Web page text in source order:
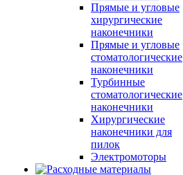
Прямые и угловые
хирургические
наконечники
Прямые и угловые
стоматологические
наконечники
Турбинные
стоматологические
наконечники
Хирургические
наконечники для
пилок
Электромоторы